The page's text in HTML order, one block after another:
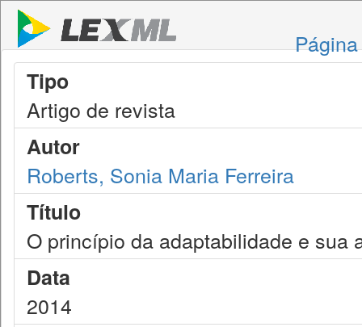
Tipo
Artigo de revista
Autor
Roberts, Sonia Maria Ferreira
Título
O princípio da adaptabilidade e sua
Data
2014